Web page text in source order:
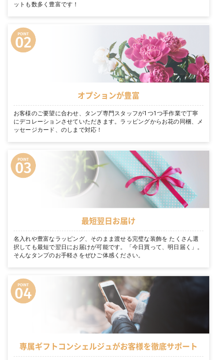
ットも数多く豊富です！
オプションが豊富
お客様のご要望に合わせ、タンプ専門スタッフが1つ1つ手作業で丁寧
にデコレーションさせていただきます。ラッピングからお花の同梱、メ
ッセージカード、のしまで対応！
最短翌日お届け
名入れや豊富なラッピング、そのまま渡せる完璧な装飾を たくさん選
択しても最短で翌日にお届けが可能です。「今日買って、明日届く」。
そんなタンプのお手軽さをぜひご体感ください。
専属ギフトコンシェルジュがお客様を徹底サポート